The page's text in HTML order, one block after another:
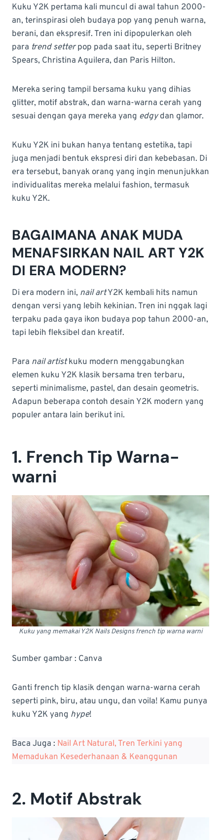
Kuku Y2K pertama kali muncul di awal tahun 2000-
an, terinspirasi oleh budaya pop yang penuh warna,
berani, dan ekspresif. Tren ini dipopulerkan oleh
para trend setterpop pada saat itu, seperti Britney
Spears, Christina Aguilera, dan Paris Hilton.
Mereka sering tampil bersama kuku yang dihias
glitter, motif abstrak, dan warna-warna cerah yang
sesuai dengan gaya mereka yang edgydan glamor.
Kuku Y2K ini bukan hanya tentang estetika, tapi
juga menjadi bentuk ekspresi diri dan kebebasan. Di
era tersebut, banyak orang yang ingin menunjukkan
individualitas mereka melalui fashion, termasuk
kuku Y2K.
BAGAIMANA ANAK MUDA
MENAFSIRKAN NAIL ART Y2K
DI ERA MODERN?
Di era modern ini, nail artY2K kembali hits namun
dengan versi yang lebih kekinian. Tren ini nggak lagi
terpaku pada gaya ikon budaya pop tahun 2000-an,
tapi lebih fleksibel dan kreatif.
Para nail artistkuku modern menggabungkan
elemen kuku Y2K klasik bersama tren terbaru,
seperti minimalisme, pastel, dan desain geometris.
Adapun beberapa contoh desain Y2K modern yang
populer antara lain berikut ini.
1. French Tip Warna-
warni
Kuku yang memakai Y2K Nails Designs french tip warna warni
Sumber gambar : Canva
Ganti french tip klasik dengan warna-warna cerah
seperti pink, biru, atau ungu, dan voila! Kamu punya
kuku Y2K yang hype!
Baca Juga : Nail Art Natural, Tren Terkini yang
Memadukan Kesederhanaan & Keanggunan
2. Motif Abstrak